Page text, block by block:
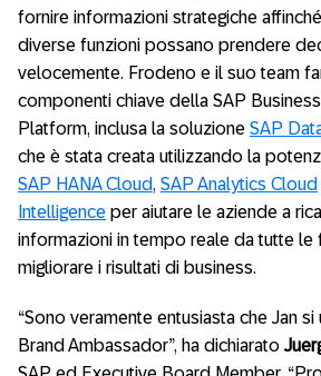
fornire informazioni strategiche
diverse funzioni possano prendere
velocemente. Frodeno e il suo team
componenti chiave della SAP
Platform, inclusa la soluzione SAP
che è stata creata utilizzando la
SAP HANA Cloud, SAP Analytics Cloud
Intelligence per aiutare le aziende a
informazioni in tempo reale da tutte le
migliorare i risultati di business.
“Sono veramente entusiasta che Jan
Brand Ambassador”, ha dichiarato